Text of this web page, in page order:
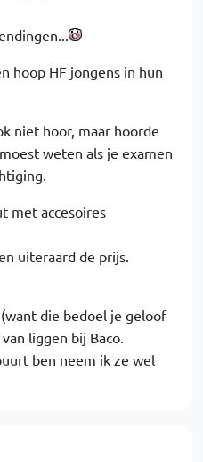
hoop HF jongens in hun
niet hoor, maar hoorde
weten als je examen
met accesoires
uiteraard de prijs.
die bedoel je geloof
liggen bij Baco.
ben neem ik ze wel